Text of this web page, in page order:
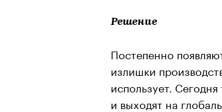
Решение
Постепенно
излишки
использует.
и выходят на